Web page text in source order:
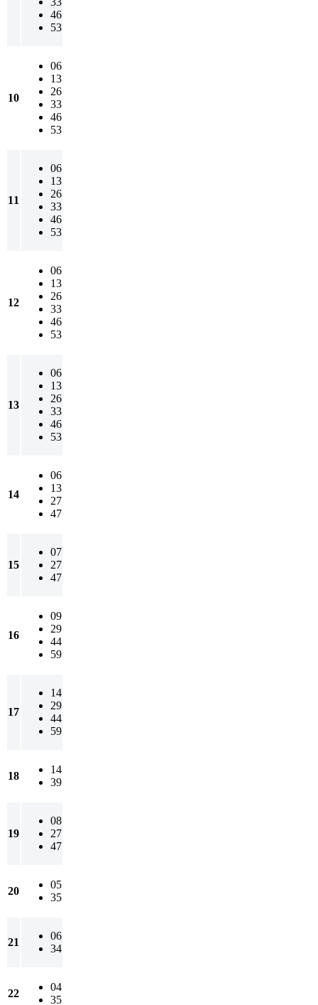
46
53
10
06
13
26
33
46
53
11
06
13
26
33
46
53
12
06
13
26
33
46
53
13
06
13
26
33
46
53
14
06
13
27
47
15
07
27
47
16
09
29
44
59
17
14
29
44
59
18
14
39
19
08
27
47
20
05
35
21
06
34
22
04
35